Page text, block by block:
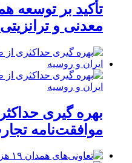
تأکید بر توسعه
معدنی و
بهره گیری
موافقت‌نامه